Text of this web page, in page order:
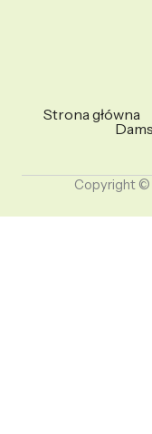
Strona główna
Copyright ©